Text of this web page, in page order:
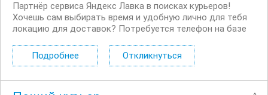
Партнёр сервиса Яндекс Лавка в поисках курьеров!
Хочешь сам выбирать время и удобную лично для тебя
локацию для доставок? Потребуется телефон на базе
(вы сами выбираете удобное время для доставок, из
представленного); заказы...
Подробнее Откликнуться